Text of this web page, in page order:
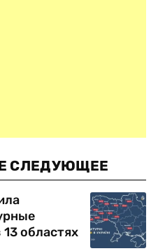
СЛЕДУЮЩЕЕ
областях